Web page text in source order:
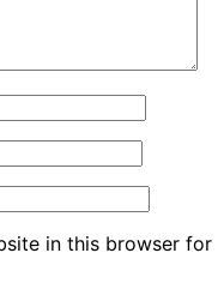
in this browser for